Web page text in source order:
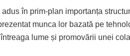
în prim-plan importanța
munca lor bazată pe
lume și promovării unei